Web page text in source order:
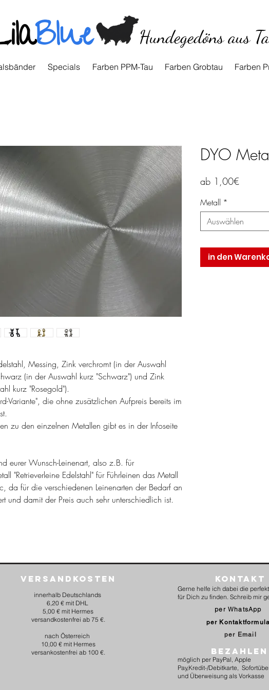
Blue Hundegedöns aus
Specials Farben PPM-Tau Farben Grobtau Farben
Messing, Zink verchromt (in der Auswahl
(in der Auswahl kurz "Schwarz") und Zink
kurz "Rosegold").
Variante", die ohne zusätzlichen Aufpreis bereits im
zu den einzelnen Metallen gibt es in der Infoseite
eurer Wunsch-Leinenart, also z.B. für
"Retrieverleine Edelstahl" für Führleinen das Metall
da für die verschiedenen Leinenarten der Bedarf an
und damit der Preis auch sehr unterschiedlich ist.
DYO
ab 1,00€Sale-
Metall *
Auswählen
in den
Versandkosten
innerhalb Deutschlands
6,20 € mit DHL
5,00 € mit Hermes
versandkostenfrei ab 75 €.
nach Österreich
10,00 € mit Hermes
versankostenfrei ab 100 €.
Kontakt
Gerne helfe ich dabei die
für Dich zu finden. Schreib mir
per WhatsApp
per Email
per
BEZAHLEN
möglich per PayPal, Apple
Pay,Kredit-/Debitkarte,
und Überweisung als Vorkasse